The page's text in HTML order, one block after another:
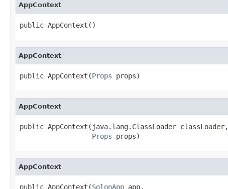
AppContext
public AppContext()
AppContext
public AppContext(Props props)
AppContext
public AppContext(java.lang.ClassLoader classLoader,
Props props)
AppContext
public AppContext(SolonApp app,